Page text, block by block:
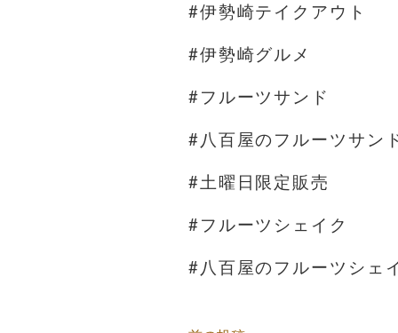
#伊勢崎テイクアウト
#伊勢崎グルメ
#フルーツサンド
#八百屋のフルーツサン
#土曜日限定販売
#フルーツシェイク
#八百屋のフルーツシェ